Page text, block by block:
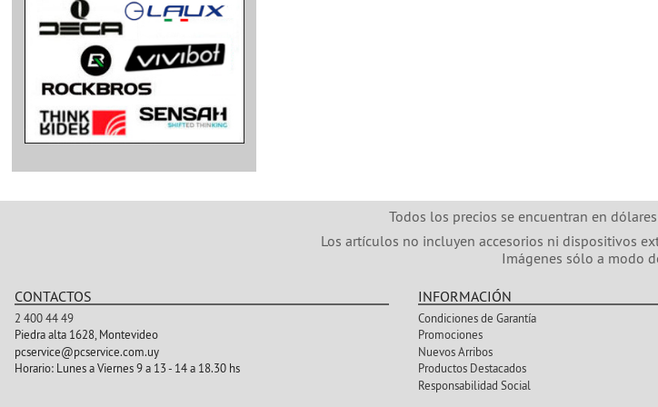
Todos los precios se encuentran en
Los artículos no incluyen accesorios ni dispositivos
Imágenes sólo a modo
CONTACTOS
2 400 44 49
Piedra alta 1628, Montevideo
pcservice@pcservice.com.uy
Horario: Lunes a Viernes 9 a 13 - 14 a 18.30 hs
INFORMACIÓN
Condiciones de Garantía
Promociones
Nuevos Arribos
Productos Destacados
Responsabilidad Social